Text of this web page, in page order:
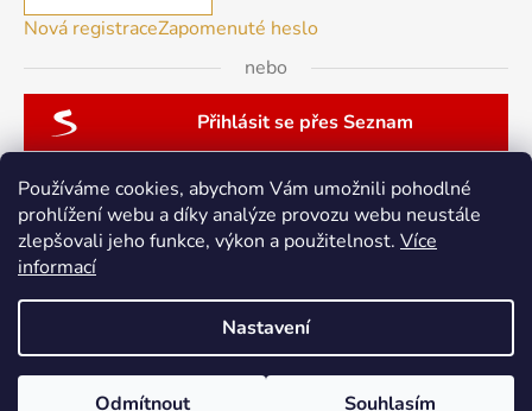
Používáme cookies, abychom Vám umožnili pohodlné
prohlížení webu a díky analýze provozu webu neustále
zlepšovali jeho funkce, výkon a použitelnost. Více
informací
Nastavení
Odmítnout Souhlasím
Nová registraceZapomenuté heslo
nebo
Přihlásit se přes Seznam
patchwork-aja.cz
Vytvořil Shoptet